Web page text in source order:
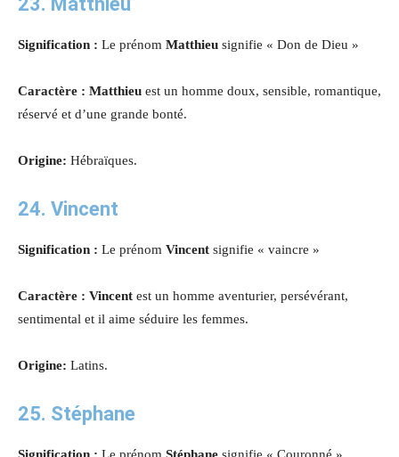
Signification : Le prénom Matthieu signifie « Don de Dieu »
Caractère : Matthieu est un homme doux, sensible, romantique,
réservé et d’une grande bonté.
Origine: Hébraïques.
24. Vincent
Signification : Le prénom Vincent signifie « vaincre »
Caractère : Vincent est un homme aventurier, persévérant,
sentimental et il aime séduire les femmes.
Origine: Latins.
25. Stéphane